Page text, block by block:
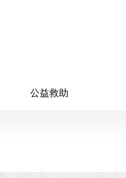
公益救助